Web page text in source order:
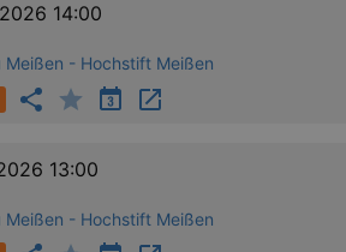
14:00
Meißen - Hochstift Meißen
13:00
Meißen - Hochstift Meißen